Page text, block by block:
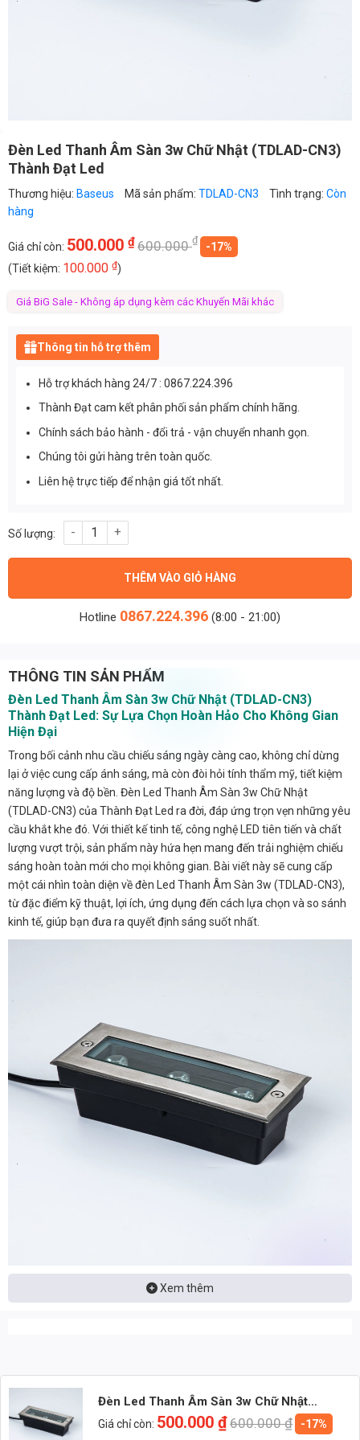
Đèn Led Thanh Âm Sàn 3w Chữ Nhật (TDLAD-CN3)
Thành Đạt Led
Thương hiệu: Baseus Mã sản phẩm: TDLAD-CN3 Tình trạng: Còn
hàng
Giá chỉ còn: 500.000 ₫600.000₫
-17%
(Tiết kiệm: 100.000 ₫)
Giá BiG Sale - Không áp dụng kèm các Khuyến Mãi khác
Thông tin hỗ trợ thêm
Hỗ trợ khách hàng 24/7 : 0867.224.396
Thành Đạt cam kết phân phối sản phẩm chính hãng.
Chính sách bảo hành - đổi trả - vận chuyển nhanh gọn.
Chúng tôi gửi hàng trên toàn quốc.
Liên hệ trực tiếp để nhận giá tốt nhất.
Đèn Led Thanh Âm Sàn 3w Chữ Nhật (TDLAD-CN3) Thành Đạt
THÊM VÀO GIỎ HÀNG
Hotline 0867.224.396 (8:00 - 21:00)
THÔNG TIN SẢN PHẨM
Đèn Led Thanh Âm Sàn 3w Chữ Nhật (TDLAD-CN3)
Thành Đạt Led: Sự Lựa Chọn Hoàn Hảo Cho Không Gian
Hiện Đại
Trong bối cảnh nhu cầu chiếu sáng ngày càng cao, không chỉ dừng
lại ở việc cung cấp ánh sáng, mà còn đòi hỏi tính thẩm mỹ, tiết kiệm
năng lượng và độ bền. Đèn Led Thanh Âm Sàn 3w Chữ Nhật
(TDLAD-CN3) của Thành Đạt Led ra đời, đáp ứng trọn vẹn những yêu
cầu khắt khe đó. Với thiết kế tinh tế, công nghệ LED tiên tiến và chất
lượng vượt trội, sản phẩm này hứa hẹn mang đến trải nghiệm chiếu
sáng hoàn toàn mới cho mọi không gian. Bài viết này sẽ cung cấp
một cái nhìn toàn diện về đèn Led Thanh Âm Sàn 3w (TDLAD-CN3),
từ đặc điểm kỹ thuật, lợi ích, ứng dụng đến cách lựa chọn và so sánh
kinh tế, giúp bạn đưa ra quyết định sáng suốt nhất.
Zalo 1 (Tư vấn chính)
Xem thêm
Đèn Led Thanh Âm Sàn 3w Chữ Nhật
(TDLAD-CN3) Thành Đạt Led
Giá chỉ còn: 500.000₫600.000₫
-17%